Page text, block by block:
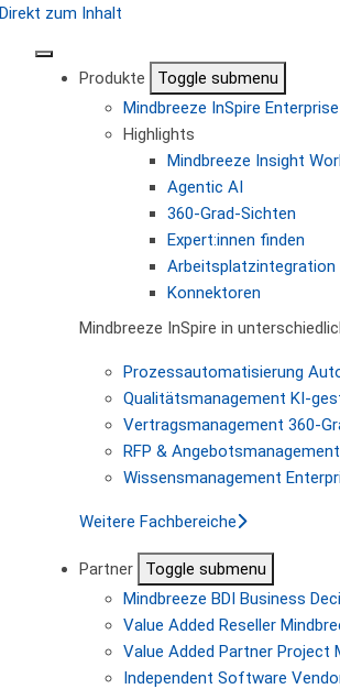
Direkt zum Inhalt
Produkte
Toggle submenu
Mindbreeze InSpire
Highlights
Mindbreeze Insight
Agentic AI
360-Grad-Sichten
Expert:innen finden
Arbeitsplatzintegration
Konnektoren
Mindbreeze InSpire in
Prozessautomatisierung
Qualitätsmanagement KI-
Vertragsmanagement 360-
RFP & Angebotsmanagement
Wissensmanagement
Weitere Fachbereiche
Partner
Toggle submenu
Mindbreeze BDI Business
Value Added Reseller
Value Added Partner Project
Independent Software